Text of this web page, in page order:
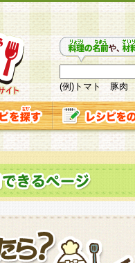
(例)トマト 豚肉